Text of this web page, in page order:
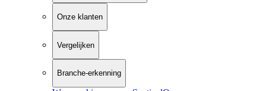
Onze klanten
Vergelijken
Branche-erkenning